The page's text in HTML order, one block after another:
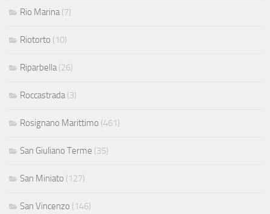
Rio Marina (7)
Riotorto (10)
Riparbella (26)
Roccastrada (3)
Rosignano Marittimo (461)
San Giuliano Terme (35)
San Miniato (127)
San Vincenzo (146)